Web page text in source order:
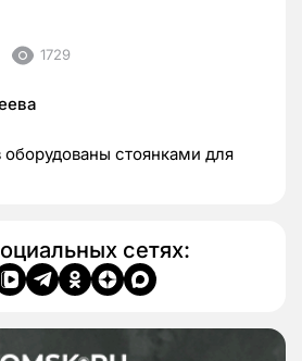
1729
стоянками для
сетях: